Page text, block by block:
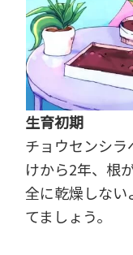
生育初期
チョウセンシ
けから2年、根
全に乾燥しな
てましょう。